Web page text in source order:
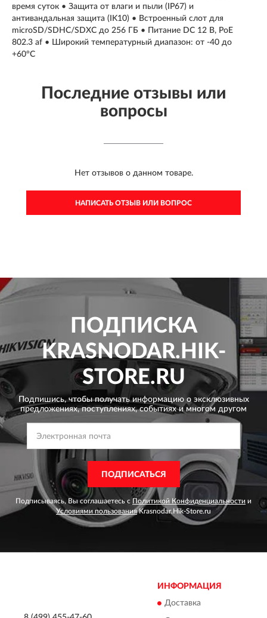
время суток • Защита от влаги и пыли (IP67) и
антивандальная защита (IK10) • Встроенный слот для
microSD/SDHC/SDXC до 256 ГБ • Питание DC 12 В, PoE
802.3 af • Широкий температурный диапазон: от -40 до
+60°C
Последние отзывы или
вопросы
Нет отзывов о данном товаре.
НАПИСАТЬ ОТЗЫВ ИЛИ ВОПРОС
ПОДПИСКА
KRASNODAR.HIK-
STORE.RU
Подпишись, чтобы получать информацию о эксклюзивных
предложениях,поступлениях, событиях и многом другом
ПОДПИСАТЬСЯ
Подписываясь, Вы соглашаетесь с Политикой Конфиденциальности и
Условиями пользованияKrasnodar.Hik-Store.ru
ИНФОРМАЦИЯ
Доставка